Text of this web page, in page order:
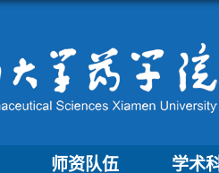
师资队伍 学术